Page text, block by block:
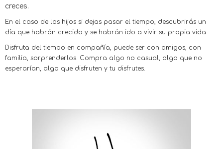
creces.
En el caso de los hijos si dejas pasar el tiempo, descubrirás un
día que habrán crecido y se habrán ido a vivir su propia vida.
Disfruta del tiempo en compañía, puede ser con amigos, con
familia, sorprenderlos. Compra algo no casual, algo que no
esperarían, algo que disfruten y tu disfrutes.